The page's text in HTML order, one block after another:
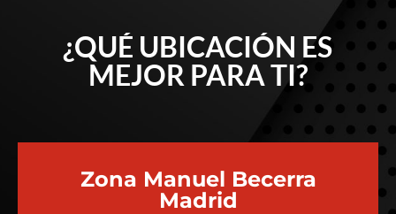
¿QUÉ UBICACIÓN ES
MEJOR PARA TI?
Zona Manuel Becerra
Madrid